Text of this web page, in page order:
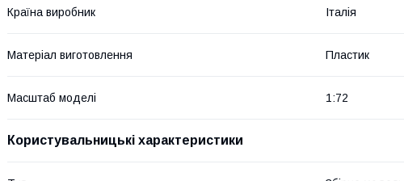
Країна виробник Італія
Матеріал виготовлення Пластик
Масштаб моделі 1:72
Користувальницькі характеристики